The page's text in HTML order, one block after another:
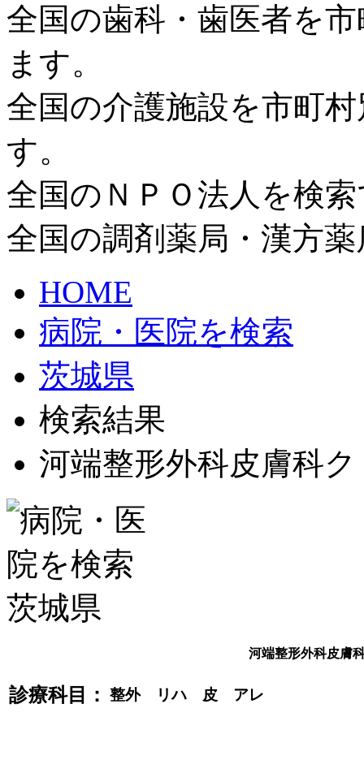
全国の歯科・歯医者を
ます。
全国の介護施設を市町
す。
全国のＮＰＯ法人を検
全国の調剤薬局・漢方
HOME
病院・医院を検索
茨城県
検索結果
河端整形外科皮膚科
河端整形外科皮膚
診療科目： 整外 リハ 皮 アレ